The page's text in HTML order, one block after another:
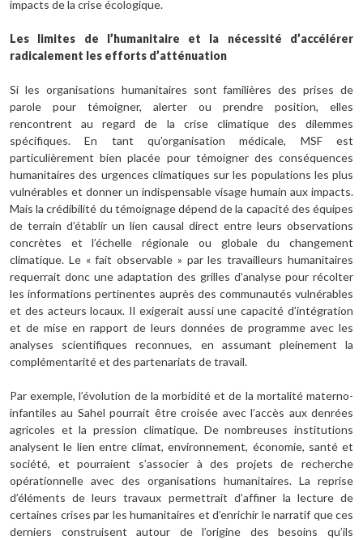
impacts de la crise écologique.
Les limites de l’humanitaire et la nécessité d’accélérer
radicalement les efforts d’atténuation
Si les organisations humanitaires sont familières des prises de
parole pour témoigner, alerter ou prendre position, elles
rencontrent au regard de la crise climatique des dilemmes
spécifiques. En tant qu’organisation médicale, MSF est
particulièrement bien placée pour témoigner des conséquences
humanitaires des urgences climatiques sur les populations les plus
vulnérables et donner un indispensable visage humain aux impacts.
Mais la crédibilité du témoignage dépend de la capacité des équipes
de terrain d’établir un lien causal direct entre leurs observations
concrètes et l’échelle régionale ou globale du changement
climatique. Le « fait observable » par les travailleurs humanitaires
requerrait donc une adaptation des grilles d’analyse pour récolter
les informations pertinentes auprès des communautés vulnérables
et des acteurs locaux. Il exigerait aussi une capacité d’intégration
et de mise en rapport de leurs données de programme avec les
analyses scientifiques reconnues, en assumant pleinement la
complémentarité et des partenariats de travail.
Par exemple, l’évolution de la morbidité et de la mortalité materno-
infantiles au Sahel pourrait être croisée avec l’accès aux denrées
agricoles et la pression climatique. De nombreuses institutions
analysent le lien entre climat, environnement, économie, santé et
société, et pourraient s’associer à des projets de recherche
opérationnelle avec des organisations humanitaires. La reprise
d’éléments de leurs travaux permettrait d’affiner la lecture de
certaines crises par les humanitaires et d’enrichir le narratif que ces
derniers construisent autour de l’origine des besoins qu’ils